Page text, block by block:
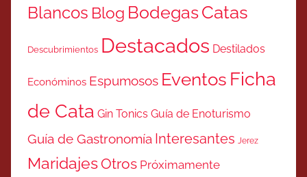
Blancos Blog BodegasCatas
Descubrimientos Destacados Destilados
Económinos Espumosos Eventos Ficha
de Cata Gin Tonics Guía de Enoturismo
Guía de Gastronomía Interesantes Jerez
MaridajesOtros Próximamente